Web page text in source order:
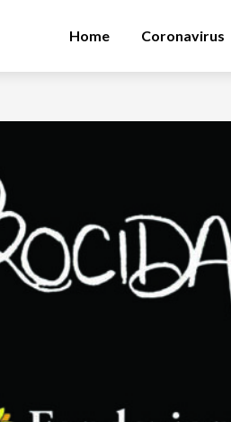
Home Coronavirus